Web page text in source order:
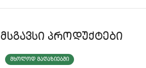
მსგავსი პროდუქტები
ᲛᲮᲝᲚᲝᲓ ᲛᲐᲦᲐᲖᲘᲔᲑᲨᲘ